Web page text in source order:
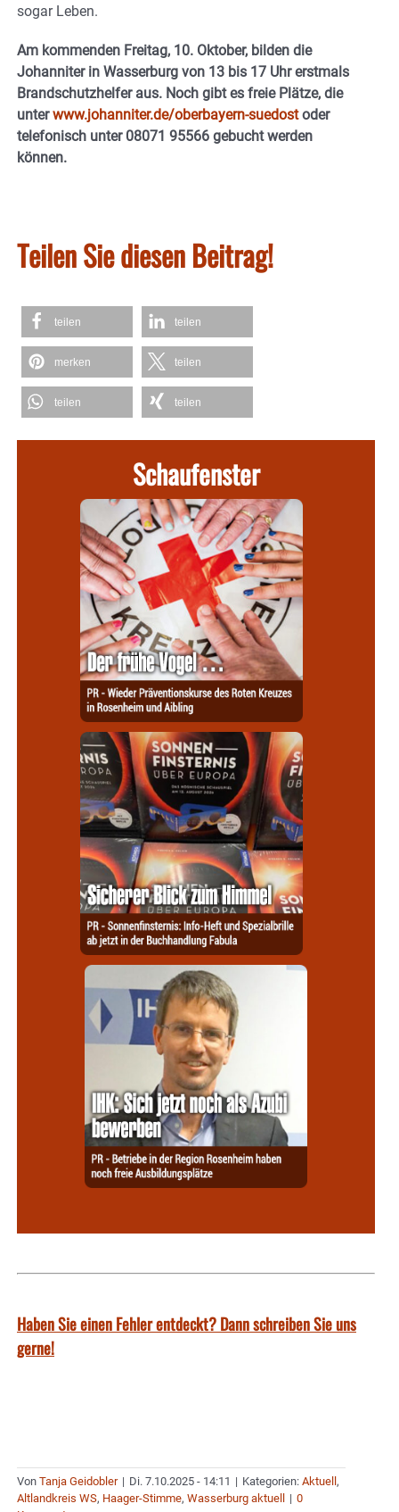
sogar Leben.
Am kommenden Freitag, 10. Oktober, bilden die
Johanniter in Wasserburg von 13 bis 17 Uhr erstmals
Brandschutzhelfer aus. Noch gibt es freie Plätze, die
unterwww.johanniter.de/oberbayern-suedostoder
telefonisch unter 08071 95566 gebucht werden
können.
Teilen Sie diesen Beitrag!
teilen teilen
merken teilen
teilen teilen
Schaufenster
Haben Sie einen Fehler entdeckt? Dann schreiben Sie uns
gerne!
Von Tanja Geidobler | Di. 7.10.2025 - 14:11 | Kategorien: Aktuell,
Altlandkreis WS, Haager-Stimme, Wasserburg aktuell | 0